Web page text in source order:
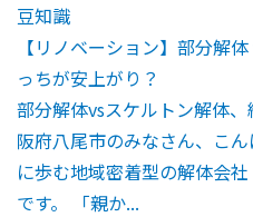
豆知識
【リノベーション】部分解
っちが安上がり？
部分解体vsスケルトン解体
阪府八尾市のみなさん、こ
に歩む地域密着型の解体会
です。 「親か...